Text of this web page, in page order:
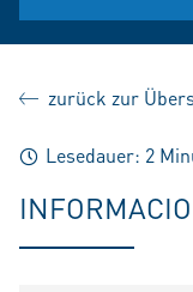
zurück zur
Lesedauer: 2